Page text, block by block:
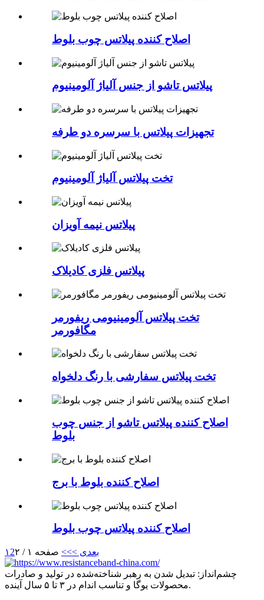
اصلاح کننده پیلاتس چوب بلوط
پیلاتس تاشو از جنس آلیاژ آلومینیوم
تجهیزات پیلاتس با سرسره دو طرفه
تخت پیلاتس آلیاژ آلومینیوم
پیلاتس نیمه آویزان
پیلاتس فلزی کادیلاک
تخت پیلاتس آلومینیومی ریفورمر
مگافورمر
تخت پیلاتس سفارشی با رنگ دلخواه
اصلاح کننده پیلاتس تاشو از جنس چوب
بلوط
اصلاح کننده بلوط با برج
اصلاح کننده پیلاتس چوب بلوط
۱ 2 بعدی >>> صفحه ۱ / ۲
چشم‌انداز: تبدیل شدن به رهبر شناخته‌شده در تولید و صادرات
محصولات یوگا و تناسب اندام در ۳ تا ۵ سال آینده.